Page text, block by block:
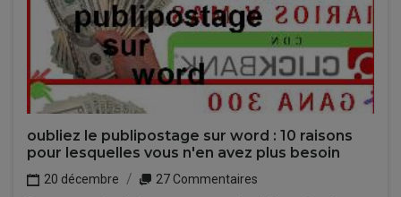
oubliez le publipostage sur word : 10 raisons
pour lesquelles vous n'en avez plus besoin
20 décembre
27 Commentaires